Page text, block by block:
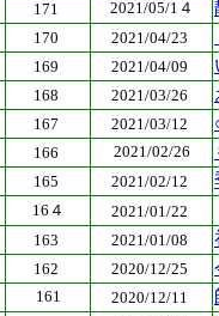
171 2021/05/1４
170 2021/04/23
169 2021/04/09
168 2021/03/26
167 2021/03/12
166 2021/02/26
165 2021/02/12
16４
2021/01/22
163
2021/01/08
162 2020/12/25
161 2020/12/11